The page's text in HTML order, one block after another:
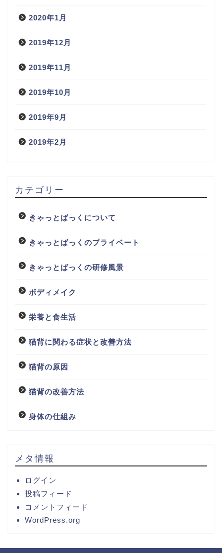
2020年1月
2019年12月
2019年11月
2019年10月
2019年9月
2019年2月
カテゴリー
きゃっとばっくについて
きゃっとばっくのプライベート
きゃっとばっくの研修風景
ボディメイク
栄養と食生活
猫背に関わる症状と改善方法
猫背の原因
猫背の改善方法
身体の仕組み
メタ情報
ログイン
投稿フィード
コメントフィード
WordPress.org